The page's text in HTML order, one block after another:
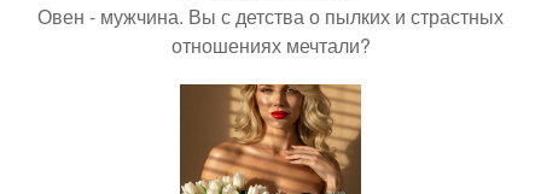
Овен - мужчина. Вы с детства о пылких и страстных
отношениях мечтали?